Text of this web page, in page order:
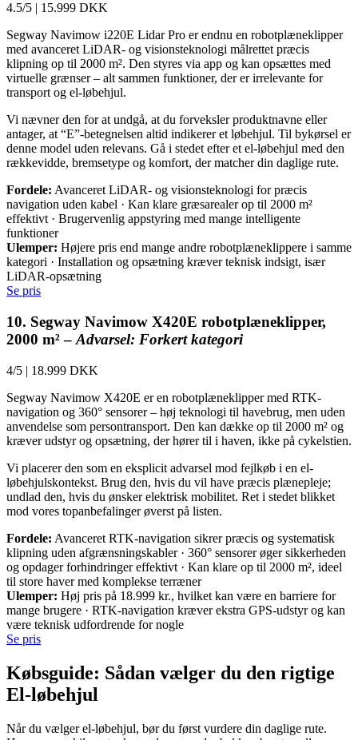
4.5/5 | 15.999 DKK
Segway Navimow i220E Lidar Pro er endnu en robotplæneklipper
med avanceret LiDAR- og visionsteknologi målrettet præcis
klipning op til 2000 m². Den styres via app og kan opsættes med
virtuelle grænser – alt sammen funktioner, der er irrelevante for
transport og el-løbehjul.
Vi nævner den for at undgå, at du forveksler produktnavne eller
antager, at “E”-betegnelsen altid indikerer et løbehjul. Til bykørsel er
denne model uden relevans. Gå i stedet efter et el-løbehjul med den
rækkevidde, bremsetype og komfort, der matcher din daglige rute.
Fordele: Avanceret LiDAR- og visionsteknologi for præcis
navigation uden kabel · Kan klare græsarealer op til 2000 m²
effektivt · Brugervenlig appstyring med mange intelligente
funktioner
Ulemper: Højere pris end mange andre robotplæneklippere i samme
kategori · Installation og opsætning kræver teknisk indsigt, især
LiDAR-opsætning
Se pris
10. Segway Navimow X420E robotplæneklipper,
2000 m² – Advarsel: Forkert kategori
4/5 | 18.999 DKK
Segway Navimow X420E er en robotplæneklipper med RTK-
navigation og 360° sensorer – høj teknologi til havebrug, men uden
anvendelse som persontransport. Den kan dække op til 2000 m² og
kræver udstyr og opsætning, der hører til i haven, ikke på cykelstien.
Vi placerer den som en eksplicit advarsel mod fejlkøb i en el-
løbehjulskontekst. Brug den, hvis du vil have præcis plænepleje;
undlad den, hvis du ønsker elektrisk mobilitet. Ret i stedet blikket
mod vores topanbefalinger øverst på listen.
Fordele: Avanceret RTK-navigation sikrer præcis og systematisk
klipning uden afgrænsningskabler · 360° sensorer øger sikkerheden
og opdager forhindringer effektivt · Kan klare op til 2000 m², ideel
til store haver med komplekse terræner
Ulemper: Høj pris på 18.999 kr., hvilket kan være en barriere for
mange brugere · RTK-navigation kræver ekstra GPS-udstyr og kan
være teknisk udfordrende for nogle
Se pris
Købsguide: Sådan vælger du den rigtige
El-løbehjul
Når du vælger el-løbehjul, bør du først vurdere din daglige rute.